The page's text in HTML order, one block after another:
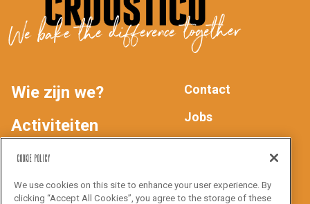
We bake the difference together
MAIN
NAV
Wie zijn we?
Activiteiten
Producten
Inspiratie
FOOTER
Contact
Jobs
Volg ons
Cookie Policy
We use cookies on this site to enhance your user experience. By
clicking “Accept All Cookies”, you agree to the storage of these